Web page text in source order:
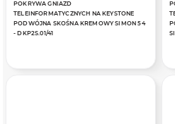
POKRYWA GNIAZD
TELEINFORMATYCZNYCH NA KEYSTONE
PODWÓJNA SKOŚNA KREMOWY SIMON 54
- DKP2S.01/41